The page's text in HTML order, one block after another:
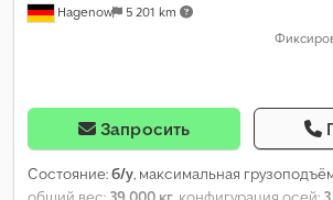
Hagenow 5 201 km
Запросить
Состояние:б/у, максимальная